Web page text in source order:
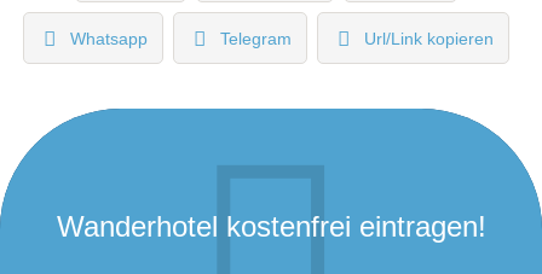
Whatsapp Telegram Url/Link kopieren
Wanderhotel kostenfrei eintragen!